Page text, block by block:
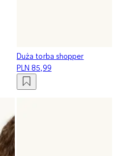
Duża torba shopper
PLN 85,99